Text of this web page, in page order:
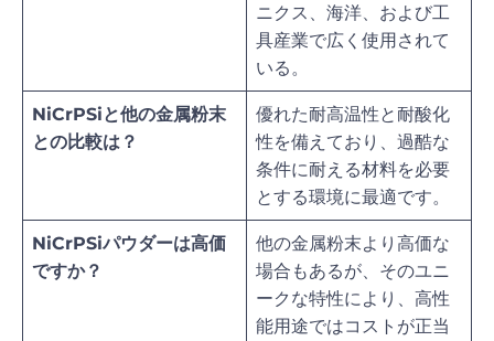
ニクス、海洋、および工
具産業で広く使用されて
いる。
NiCrPSiと他の金属粉末
との比較は？
優れた耐高温性と耐酸化
性を備えており、過酷な
条件に耐える材料を必要
とする環境に最適です。
NiCrPSiパウダーは高価
ですか？
他の金属粉末より高価な
場合もあるが、そのユニ
ークな特性により、高性
能用途ではコストが正当